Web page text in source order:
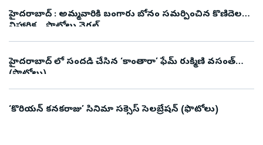
హైదరాబాద్ : అమ్మవారికి బంగారు బోనం సమర్పించిన కొణిదెల
నిహారిక .. ఫొటోలు వైరల్
హైదరాబాద్ లో సందడి చేసిన ‘కాంతారా’ ఫేమ్‌ రుక్మిణి వసంత్‌
(ఫొటోలు)
‘కొరియన్‌ కనకరాజు’ సినిమా సక్సెస్‌ సెలబ్రేషన్‌ (ఫొటోలు)